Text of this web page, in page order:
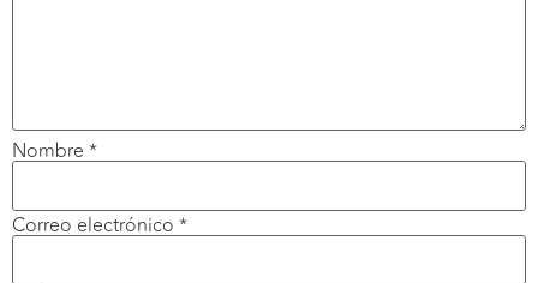
Nombre *
Correo electrónico *